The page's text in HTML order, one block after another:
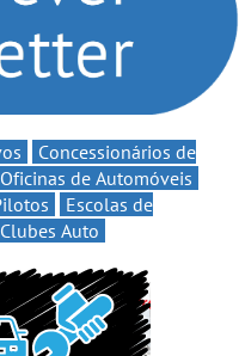
Concessionários de
Oficinas de Automóveis
Escolas de
Clubes Auto